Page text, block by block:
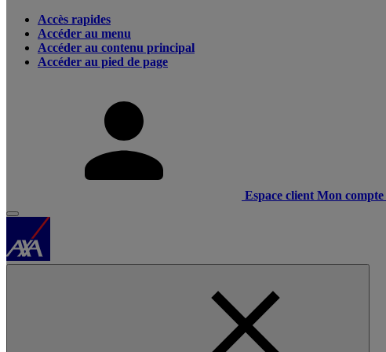
Accès rapides
Accéder au menu
Accéder au contenu principal
Accéder au pied de page
Espace client Mon compte